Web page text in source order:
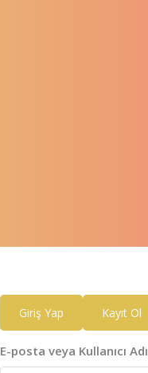
Giriş Yap Kayıt Ol
E-posta veya Kullanıcı Adı